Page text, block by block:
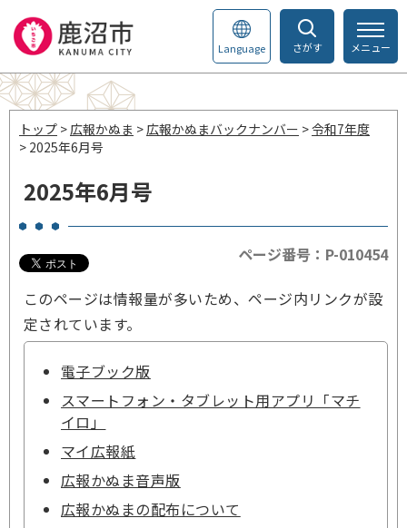
さがす
Language メニュー
トップ >広報かぬま >広報かぬまバックナンバー >令和7年度
> 2025年6月号
2025年6月号
ページ番号：P-010454
このページは情報量が多いため、ページ内リンクが設
定されています。
電子ブック版
スマートフォン・タブレット用アプリ「マチ
イロ」
マイ広報紙
広報かぬま音声版
広報かぬまの配布について